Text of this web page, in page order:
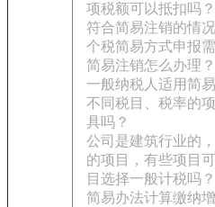
项税额可以抵扣吗？
符合简易注销的情
个税简易方式申报
简易注销怎么办理？
一般纳税人适用简
不同税目、税率的
具吗？
公司是建筑行业的
的项目，有些项目
目选择一般计税吗？
简易办法计算缴纳